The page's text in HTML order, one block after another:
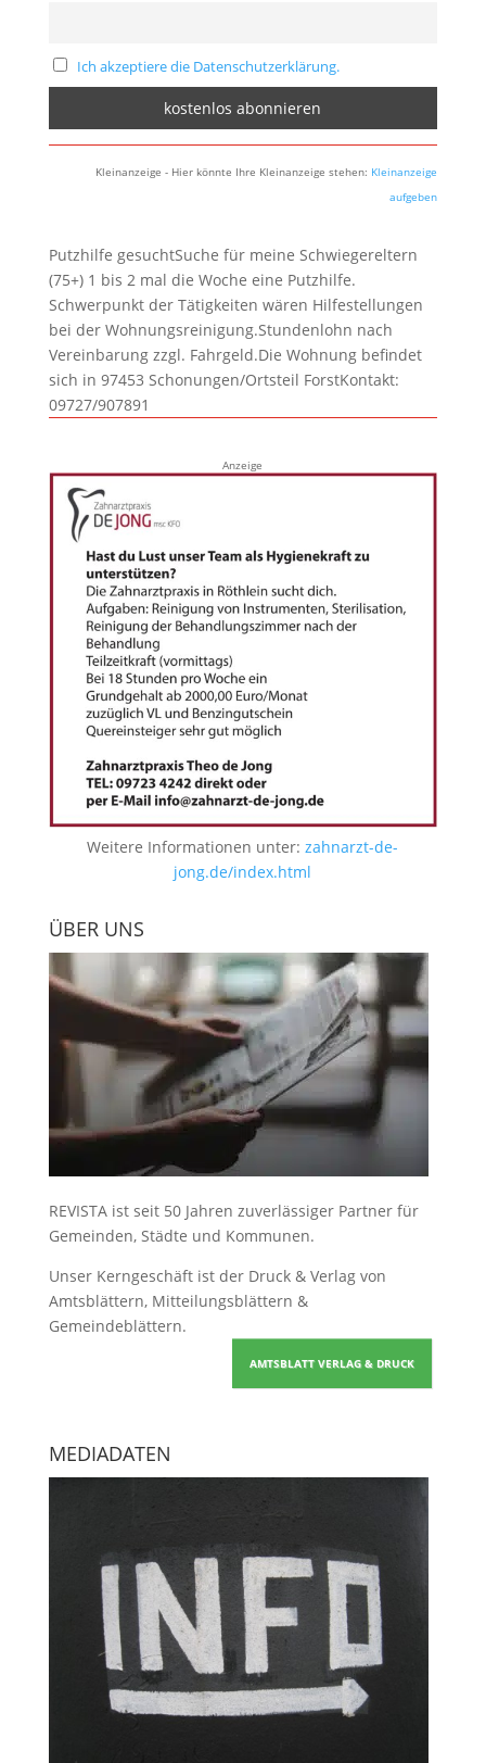
Ich akzeptiere die Datenschutzerklärung.
Kleinanzeige - Hier könnte Ihre Kleinanzeige stehen: Kleinanzeige
aufgeben
Putzhilfe gesuchtSuche für meine Schwiegereltern
(75+) 1 bis 2 mal die Woche eine Putzhilfe.
Schwerpunkt der Tätigkeiten wären Hilfestellungen
bei der Wohnungsreinigung.Stundenlohn nach
Vereinbarung zzgl. Fahrgeld.Die Wohnung befindet
sich in 97453 Schonungen/Ortsteil ForstKontakt:
09727/907891
Anzeige
Weitere Informationen unter:zahnarzt-de-
jong.de/index.html
ÜBER UNS
REVISTA ist seit 50 Jahren zuverlässiger Partner für
Gemeinden, Städte und Kommunen.
Unser Kerngeschäft ist der Druck & Verlag von
Amtsblättern, Mitteilungsblättern &
Gemeindeblättern.
AMTSBLATT VERLAG & DRUCK
MEDIADATEN